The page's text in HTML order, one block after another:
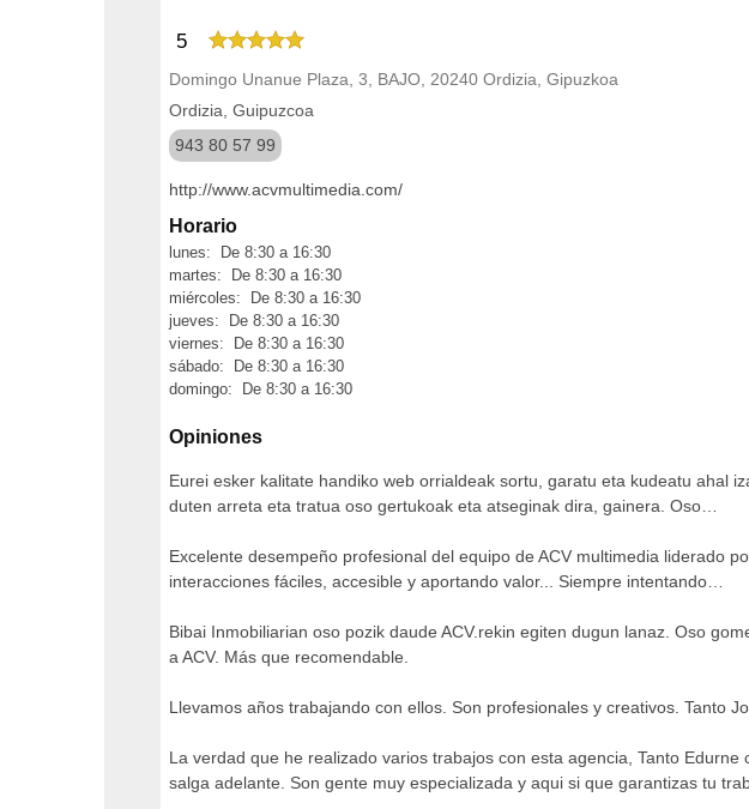
5
Domingo Unanue Plaza, 3, BAJO, 20240 Ordizia, Gipuzkoa
Ordizia, Guipuzcoa
943 80 57 99
http://www.acvmultimedia.com/
Horario
lunes: De 8:30 a 16:30
martes: De 8:30 a 16:30
miércoles: De 8:30 a 16:30
jueves: De 8:30 a 16:30
viernes: De 8:30 a 16:30
sábado: De 8:30 a 16:30
domingo: De 8:30 a 16:30
Opiniones
Eurei esker kalitate handiko web orrialdeak sortu, garatu eta kudeatu ahal
duten arreta eta tratua oso gertukoak eta atseginak dira, gainera. Oso…
Excelente desempeño profesional del equipo de ACV multimedia liderado
interacciones fáciles, accesible y aportando valor... Siempre intentando…
Bibai Inmobiliarian oso pozik daude ACV.rekin egiten dugun lanaz. Oso
a ACV. Más que recomendable.
Llevamos años trabajando con ellos. Son profesionales y creativos. Tanto
La verdad que he realizado varios trabajos con esta agencia, Tanto
salga adelante. Son gente muy especializada y aqui si que garantizas tu